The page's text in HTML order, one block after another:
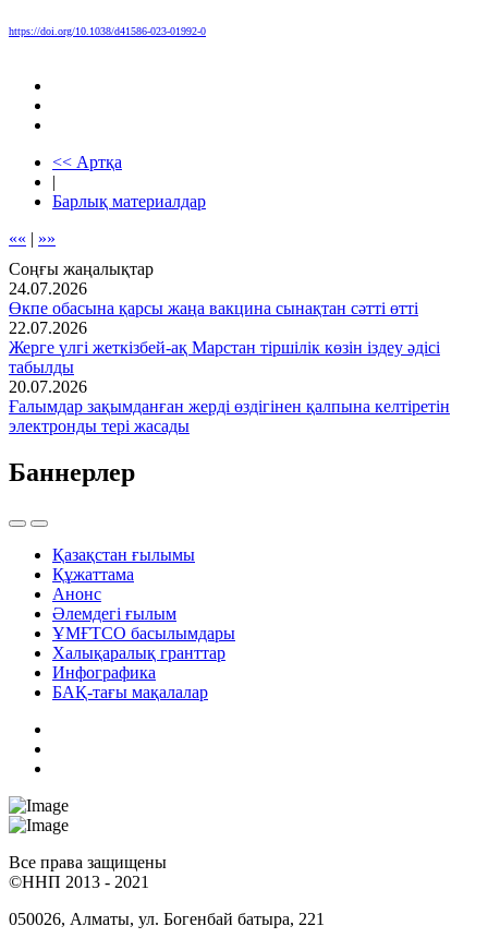
https://doi.org/10.1038/d41586-023-01992-0
<< Артқа
|
Барлық материалдар
«« | »»
Соңғы жаңалықтар
24.07.2026
Өкпе обасына қарсы жаңа вакцина сынақтан сәтті өтті
22.07.2026
Жерге үлгі жеткізбей-ақ Марстан тіршілік көзін іздеу әдісі
табылды
20.07.2026
Ғалымдар зақымданған жерді өздігінен қалпына келтіретін
электронды тері жасады
Баннерлер
Қазақстан ғылымы
Құжаттама
Анонс
Әлемдегі ғылым
ҰМҒТСО басылымдары
Халықаралық гранттар
Инфографика
БАҚ-тағы мақалалар
Все права защищены
©ННП 2013 - 2021
050026, Алматы, ул. Богенбай батыра, 221